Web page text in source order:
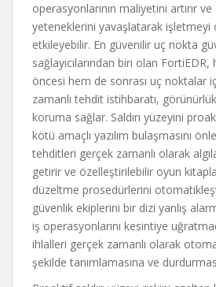
operasyonlarının maliyetini artırır
yeteneklerini yavaşlatarak işletmeyi
etkileyebilir. En güvenilir uç nokta
sağlayıcılarından biri olan
öncesi hem de sonrası uç noktalar
zamanlı tehdit istihbaratı,
koruma sağlar. Saldırı yüzeyini
kötü amaçlı yazılım bulaşmasını
tehditleri gerçek zamanlı olarak
getirir ve özelleştirilebilir oyun
düzeltme prosedürlerini
güvenlik ekiplerini bir dizi yanlış
iş operasyonlarını kesintiye
ihlalleri gerçek zamanlı olarak
şekilde tanımlamasına ve